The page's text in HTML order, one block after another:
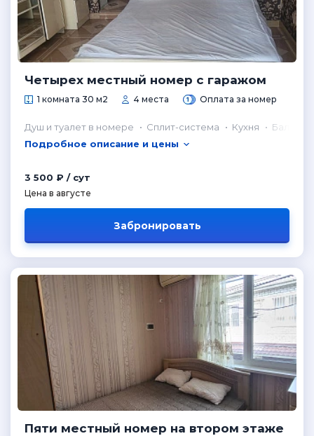
Четырех местный номер с гаражом
1 комната 30 м2 4 места Оплата за номер
Душ и туалет в номере Сплит-система Кухня
Балкон
Подробное описание и цены
3 500 ₽ / сут
Цена в августе
Забронировать
Пяти местный номер на втором этаже